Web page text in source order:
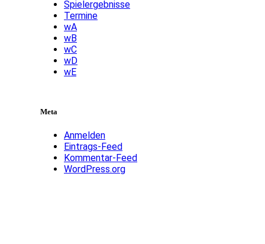
Spielergebnisse
Termine
wA
wB
wC
wD
wE
Meta
Anmelden
Eintrags-Feed
Kommentar-Feed
WordPress.org